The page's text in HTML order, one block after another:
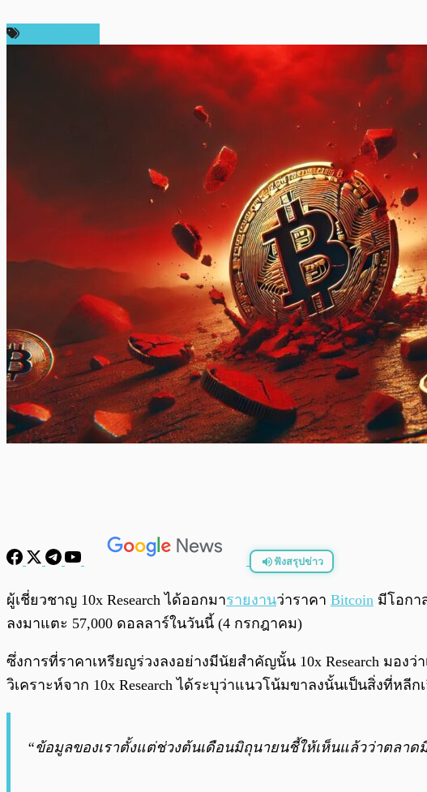
ฟังสรุปข่าว
พร้อมเล่น
ผู้เชี่ยวชาญ 10x Research ได้ออกมารายงานว่าราคา Bitcoin มีโอกา
ลงมาแตะ 57,000 ดอลลาร์ในวันนี้ (4 กรกฎาคม)
ซึ่งการที่ราคาเหรียญร่วงลงอย่างมีนัยสำคัญนั้น 10x Research มอง
วิเคราะห์จาก 10x Research ได้ระบุว่าแนวโน้มขาลงนั้นเป็นสิ่งที่หลีก
“ข้อมูลของเราตั้งแต่ช่วงต้นเดือนมิถุนายนชี้ให้เห็นแล้วว่าตลาด